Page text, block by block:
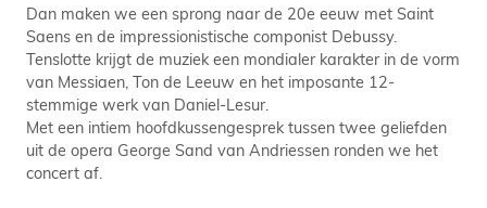
Dan maken we een sprong naar de 20e eeuw met Saint
Saens en de impressionistische componist Debussy.
Tenslotte krijgt de muziek een mondialer karakter in de vorm
van Messiaen, Ton de Leeuw en het imposante 12-
stemmige werk van Daniel-Lesur.
Met een intiem hoofdkussengesprek tussen twee geliefden
uit de opera George Sand van Andriessen ronden we het
concert af.